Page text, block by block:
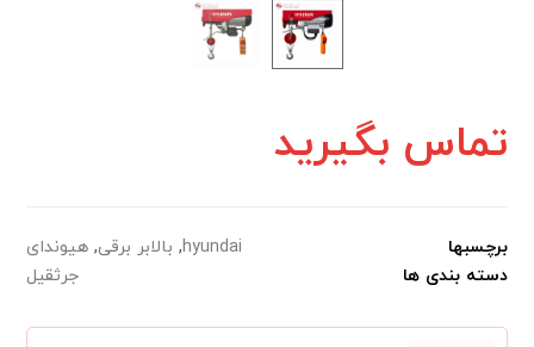
تماس بگیرید
برچسبها hyundai
, بالابر برقی, هیوندای
دسته بندی ها
جرثقیل